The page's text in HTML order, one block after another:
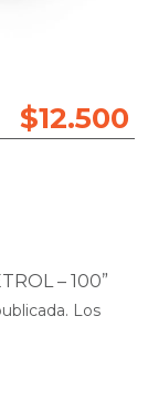
$12.500
– 100”
Los